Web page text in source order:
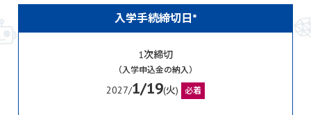
入学手続締切日*
1次締切
（入学申込金の納入）
2027/1/19(火) 必着